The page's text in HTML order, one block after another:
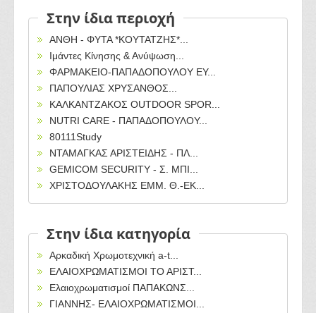
Στην ίδια περιοχή
ΑΝΘΗ - ΦΥΤΑ *ΚΟΥΤΑΤΖΗΣ*...
Ιμάντες Κίνησης & Ανύψωση...
ΦΑΡΜΑΚΕΙΟ-ΠΑΠΑΔΟΠΟΥΛΟΥ ΕΥ...
ΠΑΠΟΥΛΙΑΣ ΧΡΥΣΑΝΘΟΣ...
ΚΑΛΚΑΝΤΖΑΚΟΣ OUTDOOR SPOR...
NUTRI CARE - ΠΑΠΑΔΟΠΟΥΛΟΥ...
80111Study
ΝΤΑΜΑΓΚΑΣ ΑΡΙΣΤΕΙΔΗΣ - ΠΛ...
GEMICOM SECURITY - Σ. ΜΠΙ...
ΧΡΙΣΤΟΔΟΥΛΑΚΗΣ ΕΜΜ. Θ.-ΕΚ...
Στην ίδια κατηγορία
Αρκαδική Χρωμοτεχνική a-t...
ΕΛΑΙΟΧΡΩΜΑΤΙΣΜΟΙ ΤΟ ΑΡΙΣΤ...
Ελαιοχρωματισμοί ΠΑΠΑΚΩΝΣ...
ΓΙΑΝΝΗΣ- ΕΛΑΙΟΧΡΩΜΑΤΙΣΜΟΙ...